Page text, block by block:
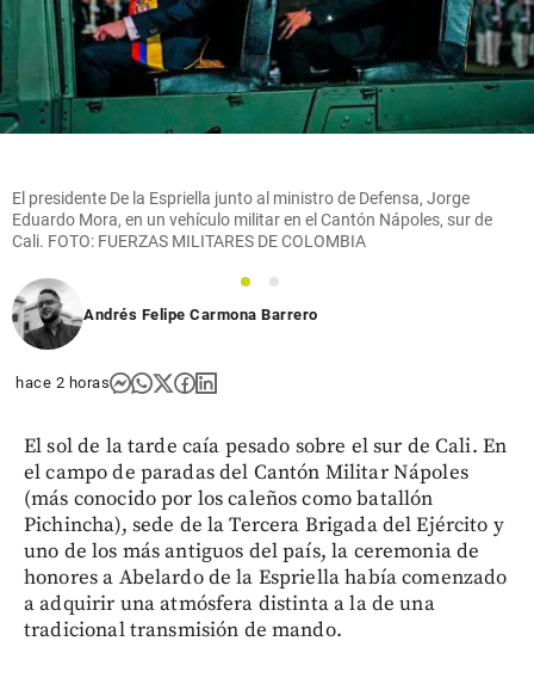
El presidente De la Espriella junto al ministro de Defensa, Jorge
Eduardo Mora, en un vehículo militar en el Cantón Nápoles, sur de
Cali. FOTO: FUERZAS MILITARES DE COLOMBIA
1
2
Andrés Felipe Carmona Barrero
hace 2 horas
El sol de la tarde caía pesado sobre el sur de Cali. En
el campo de paradas del Cantón Militar Nápoles
(más conocido por los caleños como batallón
Pichincha), sede de la Tercera Brigada del Ejército y
uno de los más antiguos del país, la ceremonia de
honores a Abelardo de la Espriella había comenzado
a adquirir una atmósfera distinta a la de una
tradicional transmisión de mando.